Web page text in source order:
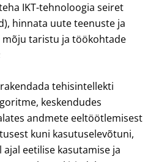
IKT-tehnoloogia seiret
hinnata uute teenuste ja
taristu ja töökohtade
tehisintellekti
keskendudes
andmete eeltöötlemisest
kuni kasutuselevõtuni,
ajal eetilise kasutamise ja